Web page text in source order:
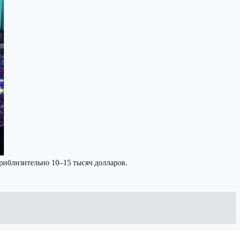
10–15 тысяч долларов.